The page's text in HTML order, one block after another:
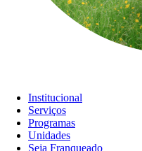
Institucional
Serviços
Programas
Unidades
Seja Franqueado